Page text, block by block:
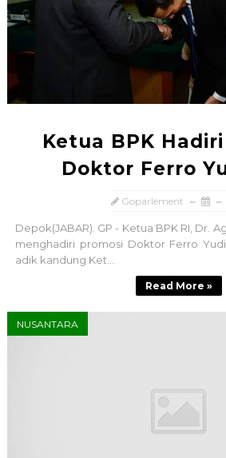
Ketua BPK
Doktor Ferro
Goparlement
Depok(JABAR). GP - Ketua BPK RI, Dr.
menghadiri promosi Doktor Ferro
adik kandung Ket...
Read More »
NUSANTARA